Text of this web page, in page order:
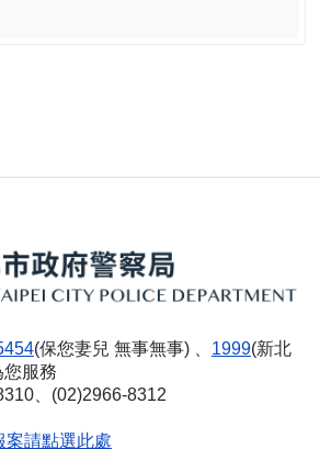
(保您妻兒 無事無事) 、 1999(新北
服務
、(02)2966-8312
案請點選此處